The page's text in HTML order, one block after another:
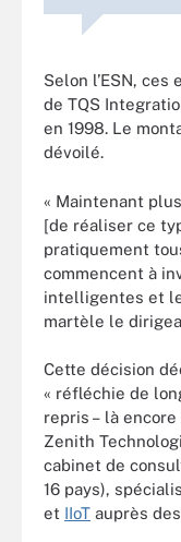
Selon l’ESN,
de TQS
en 1998. Le
dévoilé.
« Maintenant
[de réaliser ce
pratiquement
commencent à
intelligentes et
martèle le
Cette décision
« réfléchie de
repris – là
Zenith
cabinet de
16 pays),
et IIoT auprès